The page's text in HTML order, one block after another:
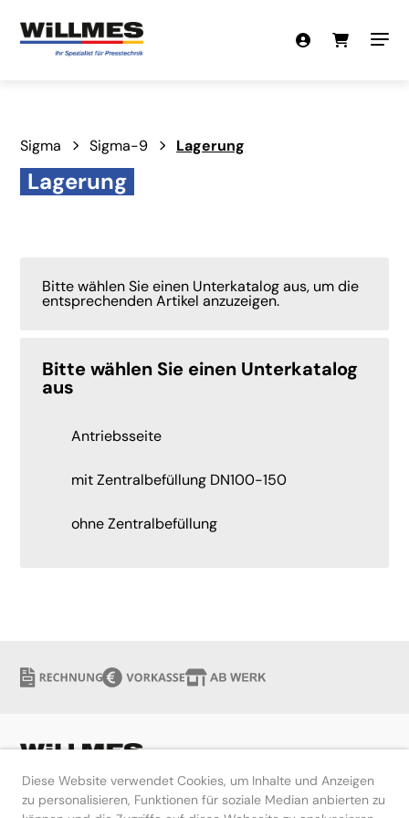
Diese Website verwendet Cookies, um Inhalte und Anzeigen
zu personalisieren, Funktionen für soziale Median anbierten zu
Sigma Sigma-9 Lagerung
Lagerung
Bitte wählen Sie einen Unterkatalog aus, um die
entsprechenden Artikel anzuzeigen.
Bitte wählen Sie einen Unterkatalog
aus
Antriebsseite
mit Zentralbefüllung DN100-150
ohne Zentralbefüllung